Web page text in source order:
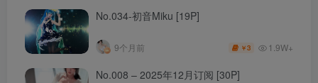
No.034-初音Miku [19P]
9个月前 ￥3 1.9W+
No.008 – 2025年12月订阅 [30P]